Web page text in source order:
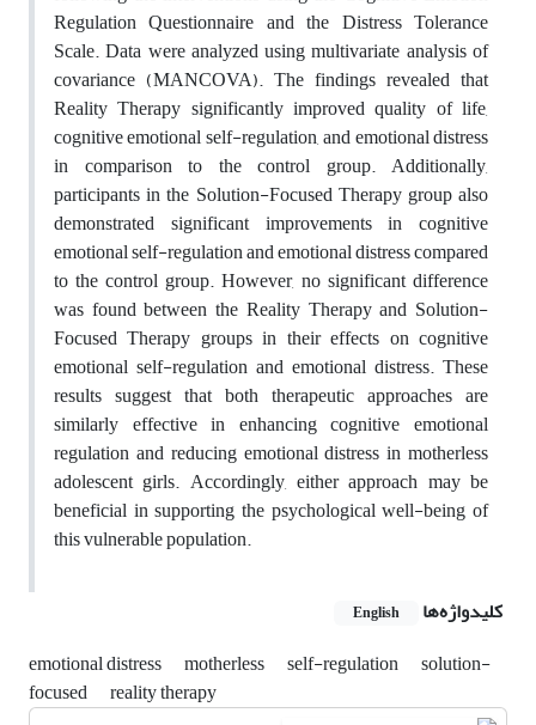
Regulation Questionnaire and the Distress Tolerance
Scale. Data were analyzed using multivariate analysis of
covariance (MANCOVA). The findings revealed that
Reality Therapy significantly improved quality of life,
cognitive emotional self-regulation, and emotional distress
in comparison to the control group. Additionally,
participants in the Solution-Focused Therapy group also
demonstrated significant improvements in cognitive
emotional self-regulation and emotional distress compared
to the control group. However, no significant difference
was found between the Reality Therapy and Solution-
Focused Therapy groups in their effects on cognitive
emotional self-regulation and emotional distress. These
results suggest that both therapeutic approaches are
similarly effective in enhancing cognitive emotional
regulation and reducing emotional distress in motherless
adolescent girls. Accordingly, either approach may be
beneficial in supporting the psychological well-being of
this vulnerable population.
کلیدواژه‌ها
English
emotional distress motherless self-regulation
solution-
focused
reality therapy